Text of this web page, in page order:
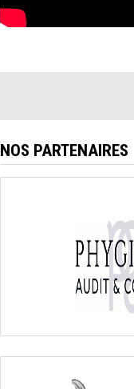
NOS PARTENAIRES